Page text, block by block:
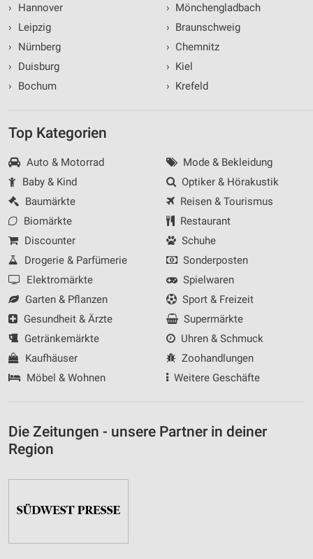
›
Hannover
›
Leipzig
›
Nürnberg
›
Duisburg
›
Bochum
› Mönchengladbach
› Braunschweig
› Chemnitz
› Kiel
› Krefeld
Top Kategorien
Auto & Motorrad
Baby & Kind
Baumärkte
Biomärkte
Discounter
Drogerie & Parfümerie
Elektromärkte
Garten & Pflanzen
Gesundheit & Ärzte
Getränkemärkte
Kaufhäuser
Möbel & Wohnen
Mode & Bekleidung
Optiker & Hörakustik
Reisen & Tourismus
Restaurant
Schuhe
Sonderposten
Spielwaren
Sport & Freizeit
Supermärkte
Uhren & Schmuck
Zoohandlungen
Weitere Geschäfte
Die Zeitungen - unsere Partner in deiner
Region